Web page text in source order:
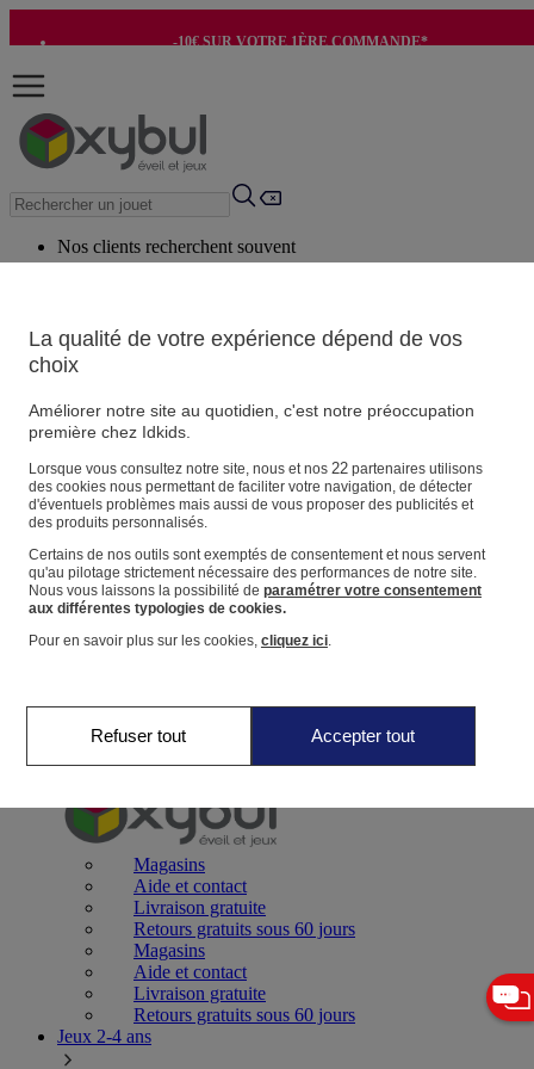
-10€ SUR VOTRE 1ÈRE COMMANDE*
Nos clients recherchent souvent
Conseils suggérés
Produits suggérés
Vos informations personnelles
Suivre une commande
Magasin
Panier
Favoris
Jeux 0-2 ans
Magasins
Aide et contact
Livraison gratuite
Retours gratuits sous 60 jours
Magasins
Aide et contact
Livraison gratuite
Retours gratuits sous 60 jours
Jeux 2-4 ans
La qualité de votre expérience dépend de vos
choix
Améliorer notre site au quotidien, c'est notre préoccupation
première chez Idkids.
Lorsque vous consultez notre site, nous et nos 22partenaires utilisons
des cookies nous permettant de faciliter votre navigation, de détecter
d'éventuels problèmes mais aussi de vous proposer des publicités et
des produits personnalisés.
Certains de nos outils sont exemptés de consentement et nous servent
qu'au pilotage strictement nécessaire des performances de notre site.
Nous vous laissons la possibilité de paramétrer votre consentement
aux différentes typologies de cookies.
Pour en savoir plus sur les cookies, cliquez ici.
Refuser tout Accepter tout